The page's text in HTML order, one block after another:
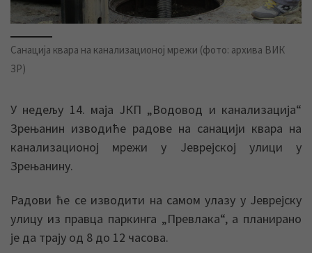
Санација квара на канализационој мрежи (фото: архива ВИК
ЗР)
У недељу 14. маја ЈКП „Водовод и канализација“
Зрењанин изводиће радове на санацији квара на
канализационој мрежи у Јеврејској улици у
Зрењанину.
Радови ће се изводити на самом улазу у Јеврејску
улицу из правца паркинга „Превлака“, а планирано
је да трају од 8 до 12 часова.